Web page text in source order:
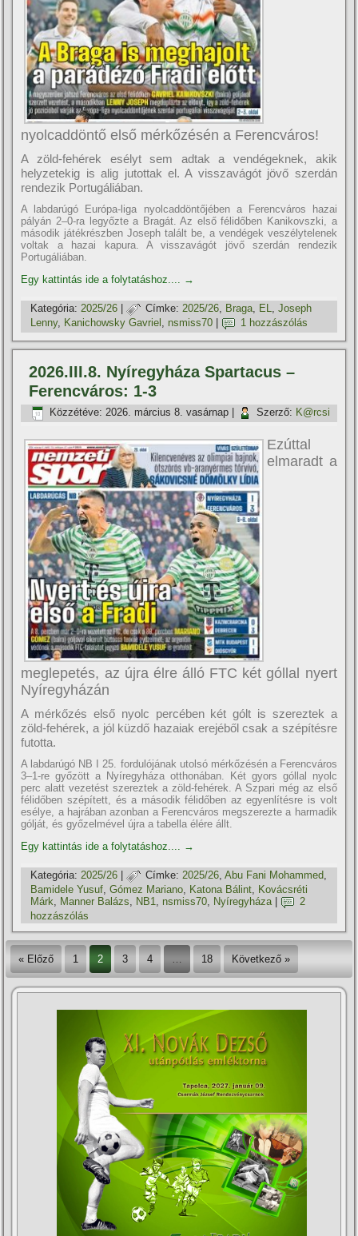
nyolcaddöntő első mérkőzésén a Ferencváros!
A zöld-fehérek esélyt sem adtak a vendégeknek, akik
helyzetekig is alig jutottak el. A visszavágót jövő szerdán
rendezik Portugáliában.
A labdarúgó Európa-liga nyolcaddöntőjében a Ferencváros hazai
pályán 2–0-ra legyőzte a Bragát. Az első félidőben Kanikovszki, a
második játékrészben Joseph talált be, a vendégek veszélytelenek
voltak a hazai kapura. A visszavágót jövő szerdán rendezik
Portugáliában.
Egy kattintás ide a folytatáshoz....
→
Kategória: 2025/26 Címke: 2025/26 Braga EL ,Joseph
Lenny, Kanichowsky Gavriel nsmiss70 1 hozzászólás
2026.III.8. Nyíregyháza Spartacus –
Ferencváros: 1-3
Közzétéve: 2026. március 8. vasárnap Szerző: K@rcsi
Ezúttal
elmaradt a
meglepetés, az újra élre álló FTC két góllal nyert
Nyíregyházán
A mérkőzés első nyolc percében két gólt is szereztek a
zöld-fehérek, a jól küzdő hazaiak erejéből csak a szépítésre
futotta.
A labdarúgó NB I 25. fordulójának utolsó mérkőzésén a Ferencváros
3–1-re győzött a Nyíregyháza otthonában. Két gyors góllal nyolc
perc alatt vezetést szereztek a zöld-fehérek. A Szpari még az első
félidőben szépített, és a második félidőben az egyenlítésre is volt
esélye, a hajrában azonban a Ferencváros megszerezte a harmadik
gólját, és győzelmével újra a tabella élére állt.
Egy kattintás ide a folytatáshoz....
→
Kategória: 2025/26 | Címke: 2025/26,Abu Fani Mohammed,
Bamidele Yusuf ,Gómez Mariano Katona Bálint Kovácsréti
Márk, Manner Balázs, NB1, nsmiss70, Nyí­regyháza|
2
hozzászólás
« Előző 1 2 3 4 18 Következő »